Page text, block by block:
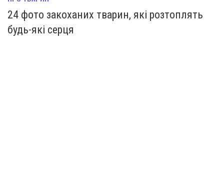
24 фото закоханих тварин, які розтоплять
будь-які серця